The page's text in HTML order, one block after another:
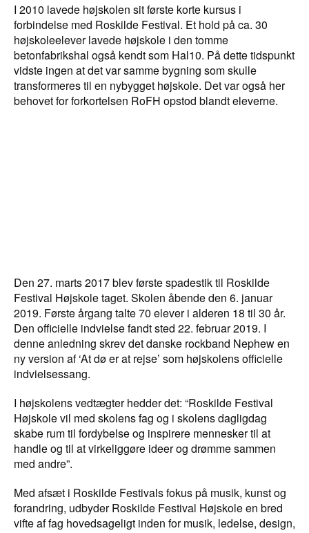
I 2010 lavede højskolen sit første korte kursus i
forbindelse med Roskilde Festival. Et hold på ca. 30
højskoleelever lavede højskole i den tomme
betonfabrikshal også kendt som Hal10. På dette tidspunkt
vidste ingen at det var samme bygning som skulle
transformeres til en nybygget højskole. Det var også her
behovet for forkortelsen RoFH opstod blandt eleverne.
Den 27. marts 2017 blev første spadestik til Roskilde
Festival Højskole taget. Skolen åbende den 6. januar
2019. Første årgang talte 70 elever i alderen 18 til 30 år.
Den officielle indvielse fandt sted 22. februar 2019. I
denne anledning skrev det danske rockband Nephew en
ny version af ‘At dø er at rejse’ som højskolens officielle
indvielsessang.
I højskolens vedtægter hedder det: “Roskilde Festival
Højskole vil med skolens fag og i skolens dagligdag
skabe rum til fordybelse og inspirere mennesker til at
handle og til at virkeliggøre ideer og drømme sammen
med andre”.
Med afsæt i Roskilde Festivals fokus på musik, kunst og
forandring, udbyder Roskilde Festival Højskole en bred
vifte af fag hovedsageligt inden for musik, ledelse, design,